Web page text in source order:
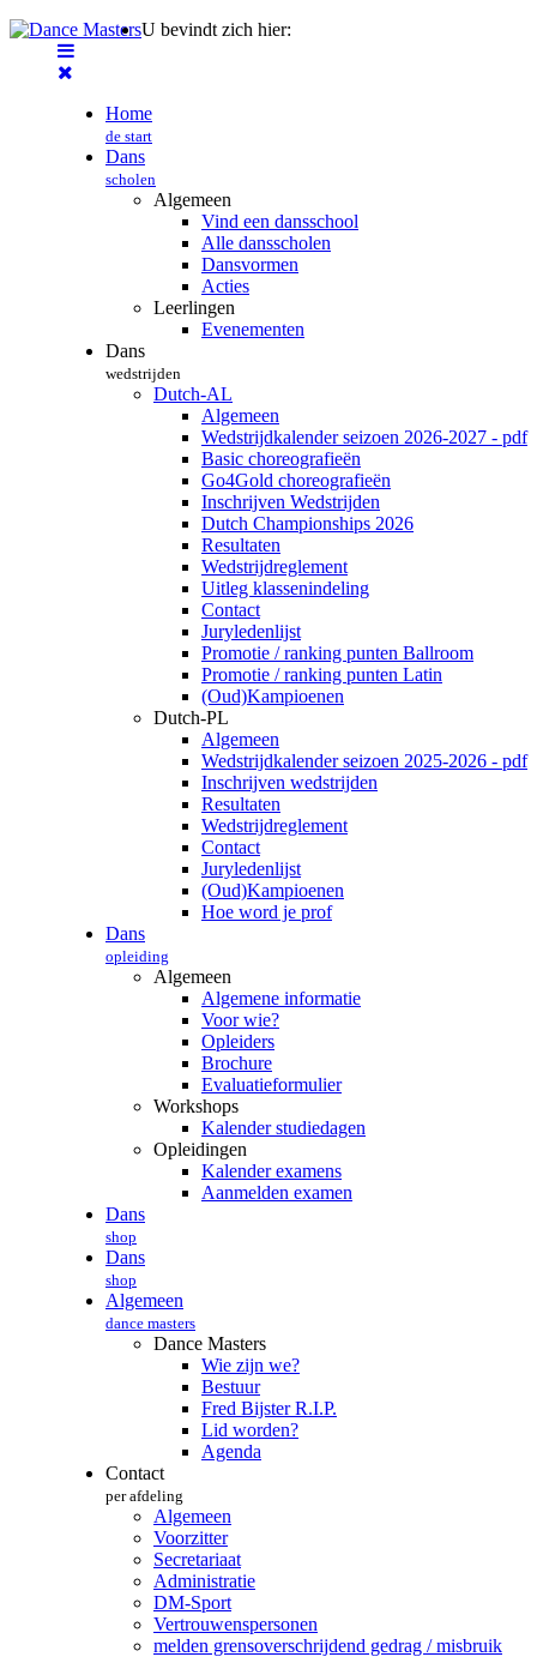
Home
de start
Dans
scholen
Algemeen
Vind een dansschool
Alle dansscholen
Dansvormen
Acties
Leerlingen
Evenementen
Dans
wedstrijden
Dutch-AL
Algemeen
Wedstrijdkalender seizoen 2026-2027 - pdf
Basic choreografieën
Go4Gold choreografieën
Inschrijven Wedstrijden
Dutch Championships 2026
Resultaten
Wedstrijdreglement
Uitleg klassenindeling
Contact
Juryledenlijst
Promotie / ranking punten Ballroom
Promotie / ranking punten Latin
(Oud)Kampioenen
Dutch-PL
Algemeen
Wedstrijdkalender seizoen 2025-2026 - pdf
Inschrijven wedstrijden
Resultaten
Wedstrijdreglement
Contact
Juryledenlijst
(Oud)Kampioenen
Hoe word je prof
Dans
opleiding
Algemeen
Algemene informatie
Voor wie?
Opleiders
Brochure
Evaluatieformulier
Workshops
Kalender studiedagen
Opleidingen
Kalender examens
Aanmelden examen
Dans
shop
Dans
shop
Algemeen
dance masters
Dance Masters
Wie zijn we?
Bestuur
Fred Bijster R.I.P.
Lid worden?
Agenda
Contact
per afdeling
Algemeen
Voorzitter
Secretariaat
Administratie
DM-Sport
Vertrouwenspersonen
melden grensoverschrijdend gedrag / misbruik
U bevindt zich hier: